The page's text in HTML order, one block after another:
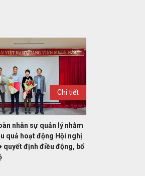
Chi tiết
nhân sự quản lý nhằm
quả hoạt động Hội nghị
định điều động, bổ